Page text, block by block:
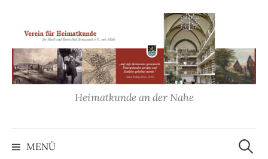
Inhalt
Heimatkunde an der Nahe
MENÜ
Suchen
nach: